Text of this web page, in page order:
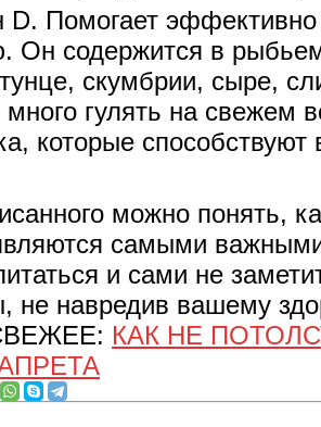
D. Помогает эффективно
Он содержится в
скумбрии, сыре,
много гулять на свежем
которые способствуют
можно понять,
самыми
и сами не
не навредив вашему
КАК НЕ